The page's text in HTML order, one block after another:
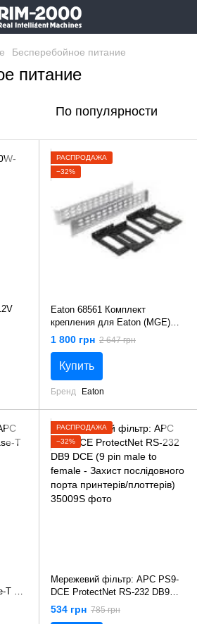
Бесперебойное питание
питание
По популярности
РАСПРОДАЖА
−32%
Eaton 68561 Комплект
крепления для Eaton (MGE)
Ellipse ASR, Ellipse MAX
1 800 грн 2 647 грн
Купить
Бренд Eaton
T 4
РАСПРОДАЖА
−32%
Мережевий фільтр: APC PS9-
DCE ProtectNet RS-232 DB9
DCE (9 pin male to female -
Захист послідовного порта
534 грн 785 грн